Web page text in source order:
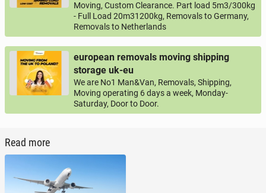
Moving, Custom Clearance. Part load 5m3/300kg
- Full Load 20m31200kg, Removals to Germany,
Removals to Netherlands
european removals moving shipping
storage uk-eu
We are No1 Man&Van, Removals, Shipping,
Moving operating 6 days a week, Monday-
Saturday, Door to Door.
Read more